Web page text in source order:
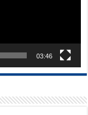
03:46